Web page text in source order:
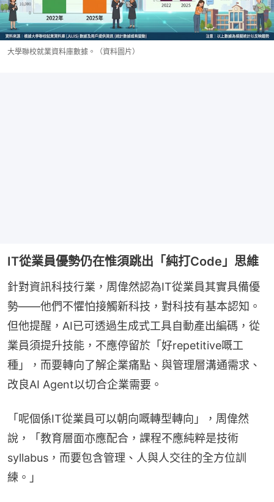
大學聯校就業資料庫數據。（資料圖片）
IT從業員優勢仍在惟須跳出「純打Code」思維
針對資訊科技行業，周偉然認為IT從業員其實具備優
勢——他們不懼怕接觸新科技，對科技有基本認知。
但他提醒，AI已可透過生成式工具自動產出編碼，從
業員須提升技能，不應停留於「好repetitive嘅工
種」，而要轉向了解企業痛點、與管理層溝通需求、
改良AI Agent以切合企業需要。
「呢個係IT從業員可以朝向嘅轉型轉向」，周偉然
說，「教育層面亦應配合，課程不應純粹是技術
syllabus，而要包含管理、人與人交往的全方位訓
練。」